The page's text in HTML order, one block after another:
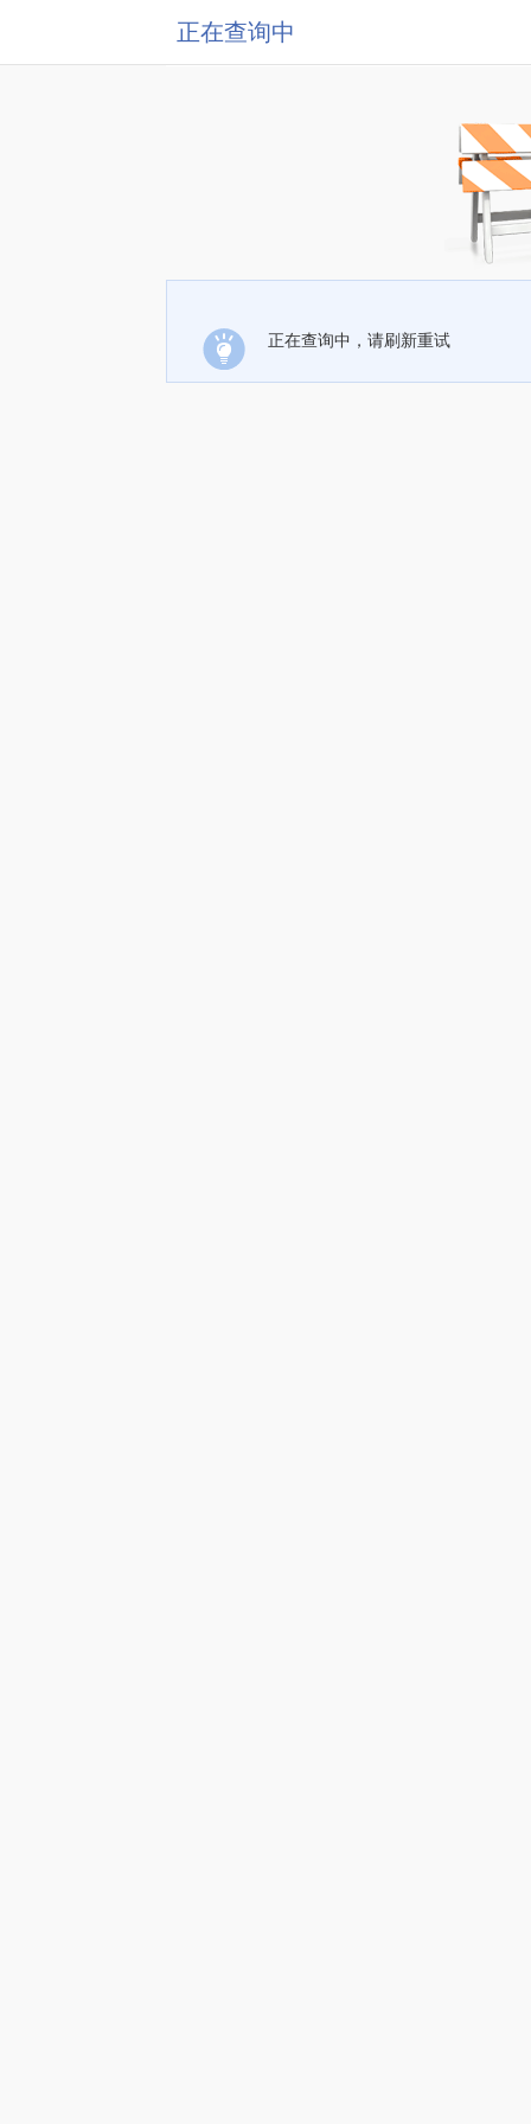
正在查询中
正在查询中，请刷新重试